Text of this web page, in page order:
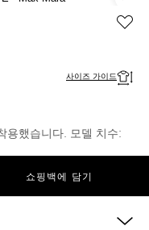
사이즈 가이드
용했습니다. 모델 치수:
쇼핑백에 담기
당신